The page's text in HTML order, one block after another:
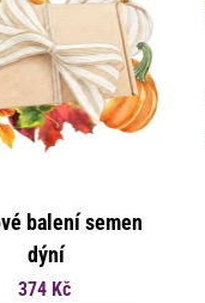
balení semen
dýní
374 Kč